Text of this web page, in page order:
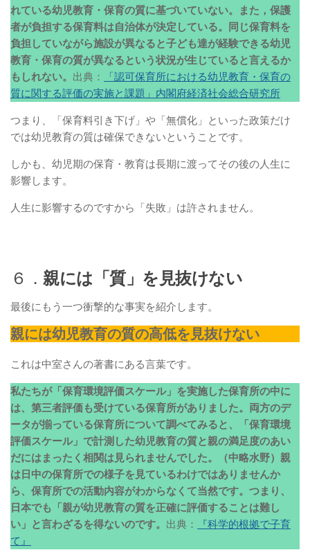
れている幼児教育・保育の質に基づいていない。また，保護
者が負担する保育料は自治体が決定している。同じ保育料を
負担していながら施設が異なると子ども達が経験できる幼児
教育・保育の質が異なるという状況が生じていると言えるか
もしれない。 出典：
「認可保育所における幼児教育・保育の
質に関する評価の実施と課題」内閣府経済社会総合研究所
つまり、「保育料引き下げ」や「無償化」といった政策だけ
では幼児教育の質は確保できないということです。
しかも、幼児期の保育・教育は長期に渡ってその後の人生に
影響します。
人生に影響するのですから「失敗」は許されません。
６． 親には「質」を見抜けない
最後にもう一つ衝撃的な事実を紹介します。
親には幼児教育の質の高低を見抜けない
これは中室さんの著書にある言葉です。
私たちが「保育環境評価スケール」を実施した保育所の中に
は、第三者評価も受けている保育所がありました。両方のデ
ータが揃っている保育所について調べてみると、「保育環境
評価スケール」で計測した幼児教育の質と親の満足度のあい
だにはまったく相関は見られませんでした。（中略水野）親
は日中の保育所での様子を見ているわけではありませんか
ら、保育所での活動内容がわからなくて当然です。つまり、
日本でも「親が幼児教育の質を正確に評価することは難し
い」と言わざるを得ないのです。 出典：
『科学的根拠で子育
て』